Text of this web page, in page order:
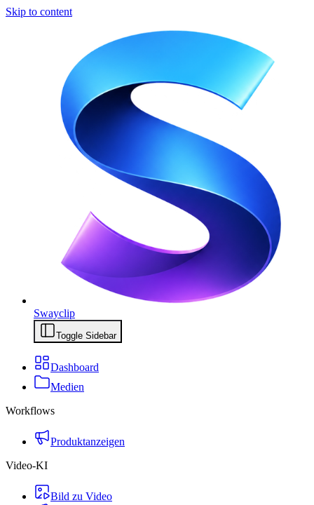
Skip to content
Swayclip
Toggle Sidebar
Dashboard
Medien
Workflows
Produktanzeigen
Video-KI
Bild zu Video